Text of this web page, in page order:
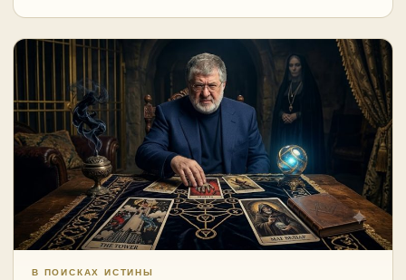
В ПОИСКАХ ИСТИНЫ